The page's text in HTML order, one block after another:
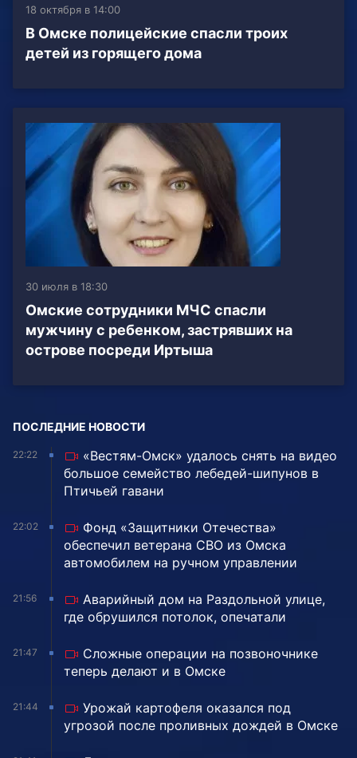
18 октября в 14:00
В Омске полицейские спасли троих
детей из горящего дома
30 июля в 18:30
Омские сотрудники МЧС спасли
мужчину с ребенком, застрявших на
острове посреди Иртыша
ПОСЛЕДНИЕ НОВОСТИ
22:22
«Вестям-Омск» удалось снять на видео
большое семейство лебедей-шипунов в
Птичьей гавани
22:02
Фонд «Защитники Отечества»
обеспечил ветерана СВО из Омска
автомобилем на ручном управлении
21:56
Аварийный дом на Раздольной улице,
где обрушился потолок, опечатали
21:47
Сложные операции на позвоночнике
теперь делают и в Омске
21:44
Урожай картофеля оказался под
угрозой после проливных дождей в Омске